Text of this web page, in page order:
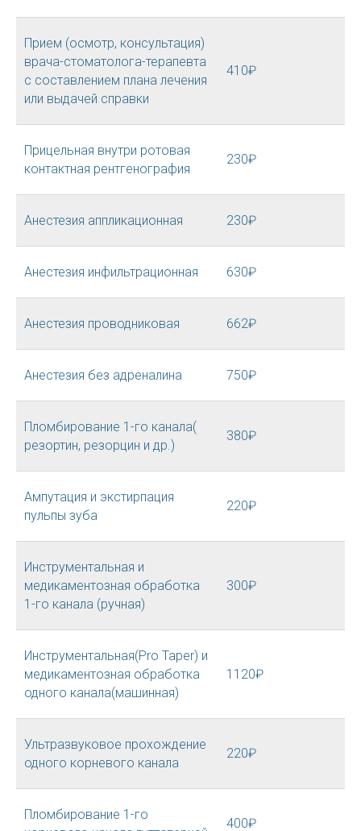
Прием (осмотр, консультация)
врача-стоматолога-терапевта
с составлением плана лечения
или выдачей справки
410₽
Прицельная внутри ротовая
контактная рентгенография
230₽
Анестезия аппликационная 230₽
Анестезия инфильтрационная 630₽
Анестезия проводниковая 662₽
Анестезия без адреналина 750₽
Пломбирование 1-го канала(
резортин, резорцин и др.)
380₽
Ампутация и экстирпация
пульпы зуба
220₽
Инструментальная и
медикаментозная обработка
1-го канала (ручная)
300₽
Инструментальная(Pro Taper) и
медикаментозная обработка
одного канала(машинная)
1120₽
Ультразвуковое прохождение
одного корневого канала
220₽
Пломбирование 1-го
400₽